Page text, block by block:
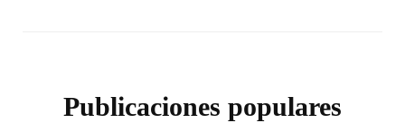
Publicaciones populares